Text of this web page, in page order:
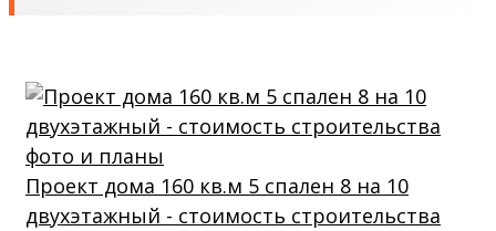
Проект дома 160 кв.м 5 спален 8 на 10
двухэтажный - стоимость строительства